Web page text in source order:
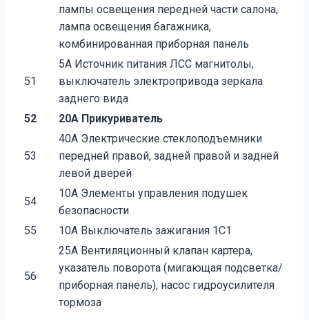
пампы освещения передней части салона,
лампа освещения багажника,
комбинированная приборная панель
51
5A Источник питания ЛСС магнитолы,
выключатель электропривода зеркала
заднего вида
52
20A Прикуриватель
53
40A Электрические стеклоподъемники
передней правой, задней правой и задней
левой дверей
54
10A Элементы управления подушек
безопасности
55
10A Выключатель зажигания 1С1
56
25A Вентиляционный клапан картера,
указатель поворота (мигающая подсветка/
приборная панель), насос гидроусилителя
тормоза